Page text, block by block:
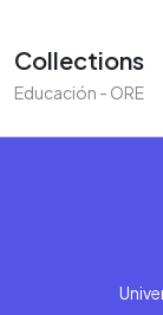
Collections
Educación - ORE